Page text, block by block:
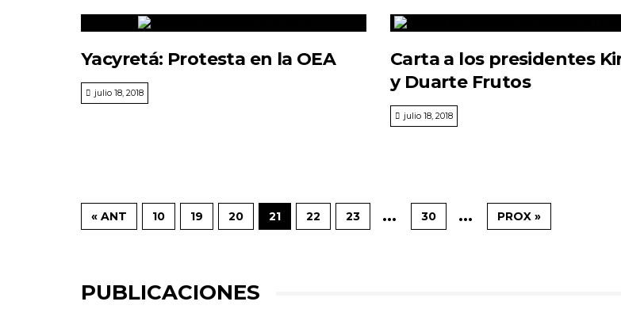
Yacyretá: Protesta en la OEA
julio 18, 2018
Carta a los presidentes
y Duarte Frutos
julio 18, 2018
« ANT 10 19 20 21 22 23 ... 30 ... PROX »
PUBLICACIONES